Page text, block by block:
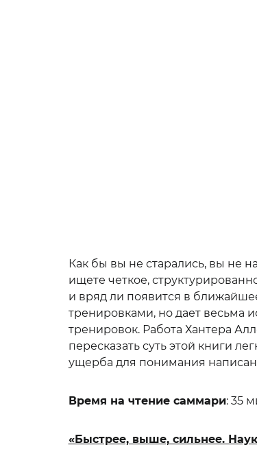
Как бы вы не старались, вы не
ищете четкое,
и вряд ли появится в
тренировками, но дает весьма
тренировок. Работа Хантера
пересказать суть этой книги
ущерба для понимания
Время на чтение саммари: 35
«Быстрее, выше, сильнее.